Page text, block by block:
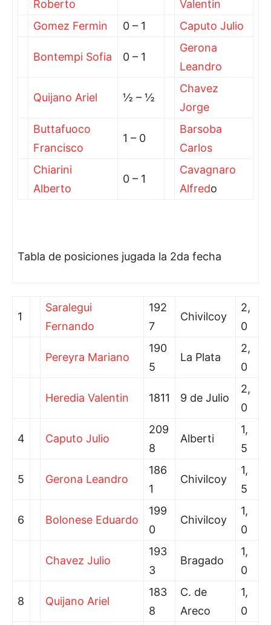
Roberto
Valentin
Gomez Fermin
0 – 1 Caputo Julio
Bontempi Sofia 0 – 1
Gerona
Leandro
Quijano Ariel ½ – ½
Chavez
Jorge
Buttafuoco
Francisco
1 – 0
Barsoba
Carlos
Chiarini
Alberto
0 – 1
Cavagnaro
Alfredo
Tabla de posiciones jugada la 2da fecha
1
Saralegui
Fernando
192
7
Chivilcoy
2,
0
Pereyra Mariano
190
5
La Plata
2,
0
Heredia Valentin 1811 9 de Julio
2,
0
4 Caputo Julio
209
8
Alberti
1,
5
5 Gerona Leandro
186
1
Chivilcoy
1,
5
6 Bolonese Eduardo
199
0
Chivilcoy
1,
0
Chavez Julio
193
3
Bragado
1,
0
8 Quijano Ariel
183
8
C. de
Areco
1,
0